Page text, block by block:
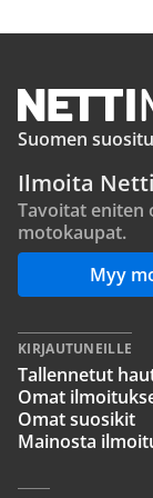
Suomen
Ilmoita
Tavoitat eniten
motokaupat.
Myy
KIRJAUTUNEILLE
Tallennetut
Omat
Omat suosikit
Mainosta